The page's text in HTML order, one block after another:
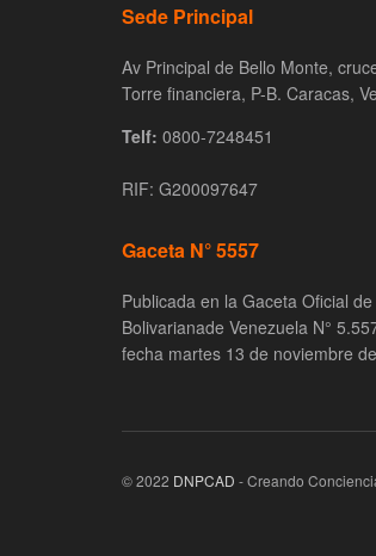
Sede Principal
Av Principal de Bello Monte,
Torre financiera, P-B. Caracas,
Telf: 0800-7248451
RIF: G200097647
Gaceta N° 5557
Publicada en la Gaceta Oficial
Bolivarianade Venezuela N°
fecha martes 13 de noviembre
© 2022 DNPCAD - Creando